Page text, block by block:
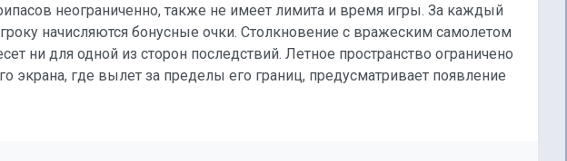
неограниченно, также не имеет лимита и время игры. За каждый
начисляются бонусные очки. Столкновение с вражеским самолетом
ни для одной из сторон последствий. Летное пространство ограничено
экрана, где вылет за пределы его границ, предусматривает появление